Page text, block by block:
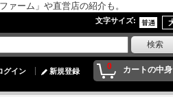
ーム」や直営店の紹介も。
文字サイズ:
0 カートの中身
グイン 新規登録